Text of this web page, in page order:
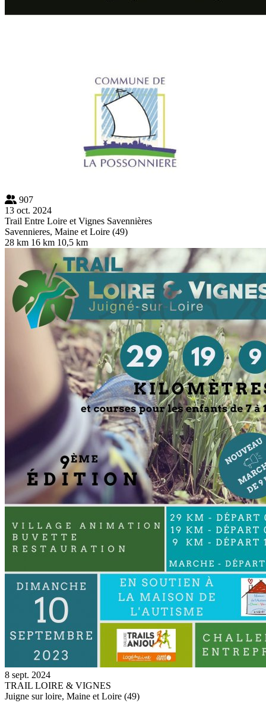
907
13 oct. 2024
Trail Entre Loire et Vignes Savennières
Savennieres, Maine et Loire (49)
28 km 16 km 10,5 km
8 sept. 2024
TRAIL LOIRE & VIGNES
Juigne sur loire, Maine et Loire (49)